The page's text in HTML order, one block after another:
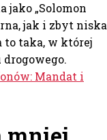
jako „Solomon
jak i zbyt niska
to taka, w której
Mandat i